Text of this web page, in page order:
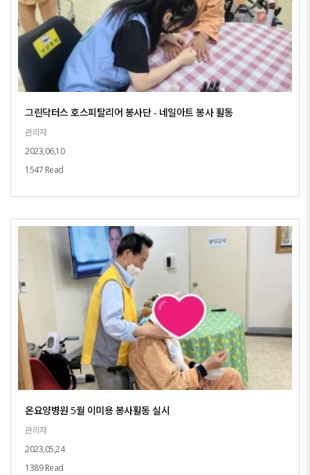
그린닥터스 호스피탈리어 봉사단 - 네일아트 봉사 활동
관리자
2023,06,10
1547 Read
온요양병원 5월 이미용 봉사활동 실시
관리자
2023,05,24
1389 Read